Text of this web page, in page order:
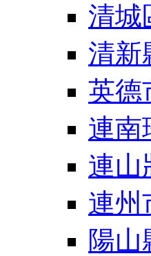
清城
清新
英德
連南
連山
連州
陽山